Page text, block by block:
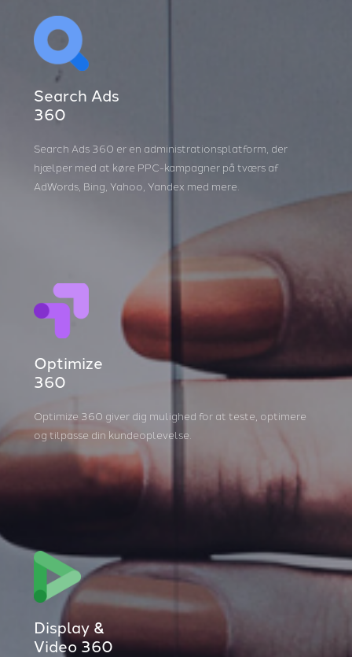
Search Ads
360
Search Ads 360 er en administrationsplatform, der
hjælper med at køre PPC-kampagner på tværs af
AdWords, Bing, Yahoo, Yandex med mere.
Optimize
360
Optimize 360 giver dig mulighed for at teste, optimere
og tilpasse din kundeoplevelse.
Display &
Video 360